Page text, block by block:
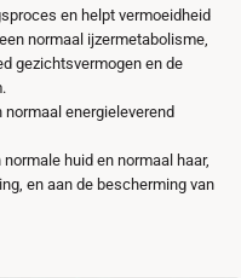
en helpt vermoeidheid
normaal ijzermetabolisme,
gezichtsvermogen en de
energieleverend
huid en normaal haar,
en aan de bescherming van